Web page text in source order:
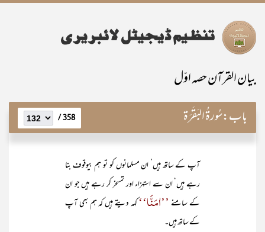
بیان القرآن حصہ اوّل
باب:سُورۃُ البَقَرَۃ 358 /
آپ کے ساتھ ہیں‘ ان مسلمانوں کو تو ہم بیوقوف بنا
رہے ہیں‘ ان سے استہزاء اور تمسخر کر رہے ہیں جو ان
کے سامنے’’اٰمَنَّا‘‘کہہ دیتے ہیں کہ ہم بھی آپ
کے ساتھ ہیں۔